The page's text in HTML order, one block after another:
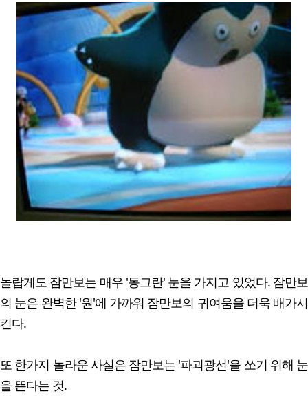
놀랍게도 잠만보는 매우 '동그란' 눈을 가지고 있었다. 잠만보
의 눈은 완벽한 '원'에 가까워 잠만보의 귀여움을 더욱 배가시
킨다.
또 한가지 놀라운 사실은 잠만보는 '파괴광선'을 쏘기 위해 눈
을 뜬다는 것.